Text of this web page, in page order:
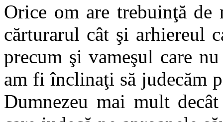
Orice om are trebuinţă
cărturarul cât şi arhiereul
precum şi vameşul care
am fi înclinaţi să judecăm
Dumnezeu mai mult